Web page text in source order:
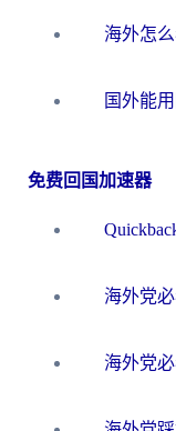
免费回国加速器